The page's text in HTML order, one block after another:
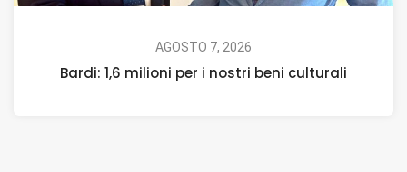
AGOSTO 7, 2026
Bardi: 1,6 milioni per i nostri beni culturali